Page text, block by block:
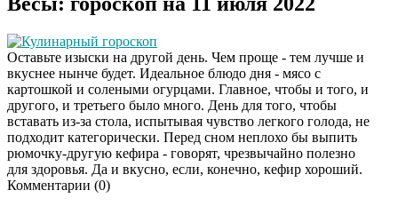
Кулинарный гороскоп
Оставьте изыски на другой день. Чем проще - тем лучше и
вкуснее нынче будет. Идеальное блюдо дня - мясо с
картошкой и солеными огурцами. Главное, чтобы и того, и
другого, и третьего было много. День для того, чтобы
вставать из-за стола, испытывая чувство легкого голода, не
подходит категорически. Перед сном неплохо бы выпить
рюмочку-другую кефира - говорят, чрезвычайно полезно
для здоровья. Да и вкусно, если, конечно, кефир хороший.
Комментарии (0)
Скрытая камера на